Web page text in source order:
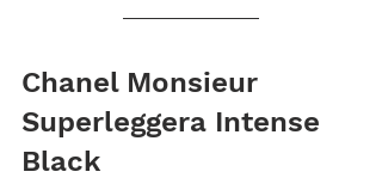
Chanel Monsieur
Superleggera Intense
Black